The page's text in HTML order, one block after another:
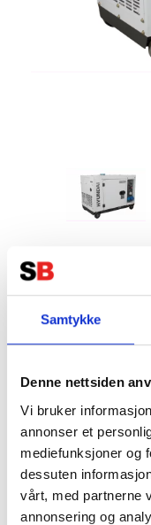
Samtykke
Denne nettsiden
Vi bruker
annonser et
mediefunksjoner og
dessuten
vårt, med partnerne
annonsering og
HYUNDAI
start -
230V
HYUNDAI
HYUNDAI
start - Diesel - 3-fas